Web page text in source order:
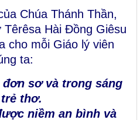
Chúa Thánh Thần,
Têrêsa Hài Đồng Giêsu
cho mỗi Giáo lý viên
ta:
sơ và trong sáng
thơ.
niềm an bình và